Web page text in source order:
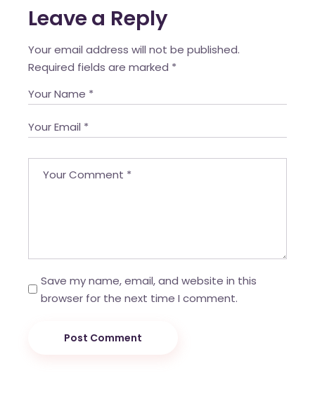
Leave a Reply
Your email address will not be published.
Required fields are marked *
Save my name, email, and website in this
browser for the next time I comment.
Post Comment